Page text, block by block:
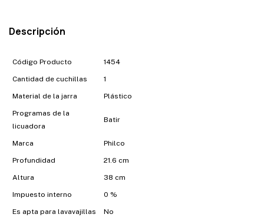
Descripción
Código Producto 1454
Cantidad de cuchillas 1
Material de la jarra Plástico
Programas de la
licuadora
Batir
Marca Philco
Profundidad 21.6 cm
Altura 38 cm
Impuesto interno 0 %
Es apta para lavavajillas No